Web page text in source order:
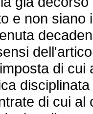
e non
di cui
di cui